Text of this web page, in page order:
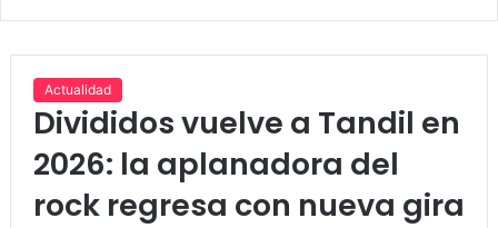
Actualidad
Divididos vuelve a Tandil en
2026: la aplanadora del
rock regresa con nueva gira